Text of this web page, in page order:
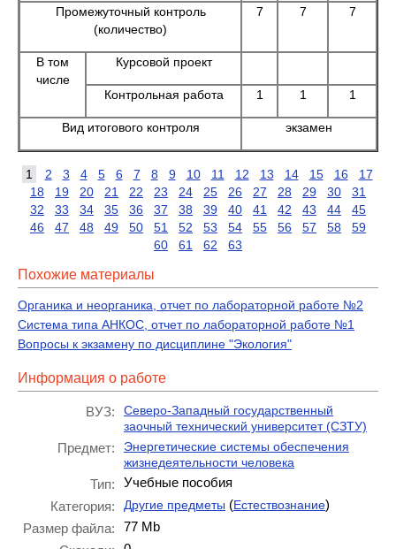
Промежуточный контроль
(количество)
7 7 7
В том
числе
Курсовой проект
Контрольная работа 1 1 1
Вид итогового контроля экзамен
1 2 3 4 5 6 7 8 9 10 11 12 13 14 15 16
17
18
19 20 21 22 23 24 25 26 27 28 29 30
31
32
33 34 35 36 37 38 39 40 41 42 43 44
45
46
47 48 49 50 51 52 53 54 55 56 57 58
59
60
61 62 63
Похожие материалы
Органика и неорганика, отчет по лабораторной работе №2
Система типа АНКОС, отчет по лабораторной работе №1
Вопросы к экзамену по дисциплине "Экология"
Информация о работе
ВУЗ:
Северо-Западный государственный
заочный технический университет (СЗТУ)
Предмет:
Энергетические системы обеспечения
жизнедеятельности человека
Тип:
Учебные пособия
Категория:
Другие предметы (Естествознание)
Размер файла:
77 Mb